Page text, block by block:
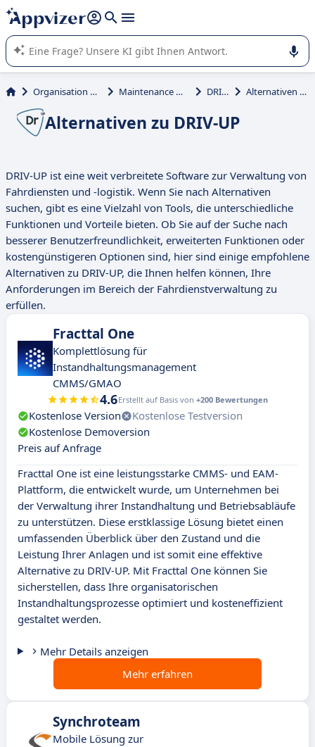
beantworten (mehrere Zeilen mit
Die KI von Appvizer führt Sie bei der Nutzung oder Auswahl
von SaaS-Software in Unternehmen.
Organisation und Planung Maintenance Management DRIV-UP Alternativen zu DRIV-UP
Alternativen zu DRIV-UP
DRIV-UP ist eine weit verbreitete Software zur Verwaltung von
Fahrdiensten und -logistik. Wenn Sie nach Alternativen
suchen, gibt es eine Vielzahl von Tools, die unterschiedliche
Funktionen und Vorteile bieten. Ob Sie auf der Suche nach
besserer Benutzerfreundlichkeit, erweiterten Funktionen oder
kostengünstigeren Optionen sind, hier sind einige empfohlene
Alternativen zu DRIV-UP, die Ihnen helfen können, Ihre
Anforderungen im Bereich der Fahrdienstverwaltung zu
erfüllen.
Fracttal One
Komplettlösung für
Instandhaltungsmanagement
CMMS/GMAO
4.6Erstellt auf Basis von +200 Bewertungen
Kostenlose Version
Kostenlose Testversion
Kostenlose Demoversion
Preis auf Anfrage
Fracttal One ist eine leistungsstarke CMMS- und EAM-
Plattform, die entwickelt wurde, um Unternehmen bei
der Verwaltung ihrer Instandhaltung und Betriebsabläufe
zu unterstützen. Diese erstklassige Lösung bietet einen
umfassenden Überblick über den Zustand und die
Leistung Ihrer Anlagen und ist somit eine effektive
Alternative zu DRIV-UP. Mit Fracttal One können Sie
sicherstellen, dass Ihre organisatorischen
Instandhaltungsprozesse optimiert und kosteneffizient
gestaltet werden.
Mehr Details anzeigen
Mehr erfahren
Synchroteam
Mobile Lösung zur